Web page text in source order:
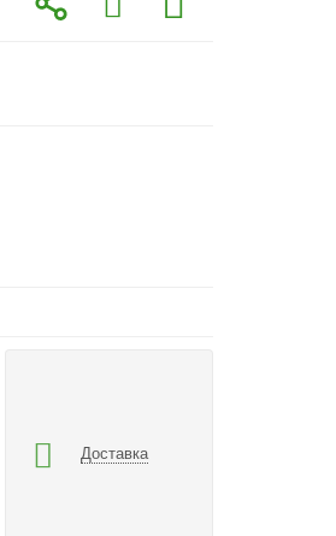
Доставка